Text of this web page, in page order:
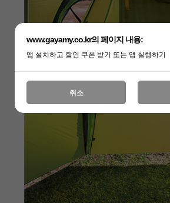
www.gayamy.co.kr의 페이지 내용:
앱 설치하고 할인 쿠폰 받기 또는 앱 실행하기
취소